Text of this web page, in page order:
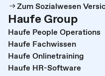
Zum Sozialwesen
Haufe Group
Haufe People Operations
Haufe Fachwissen
Haufe Onlinetraining
Haufe HR-Software